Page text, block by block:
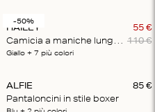
-50%
HAILEY
Camicia a maniche lunghe con bottoni
55€
110€
Giallo + 7 più colori
ALFIE
Pantaloncini in stile boxer
85€